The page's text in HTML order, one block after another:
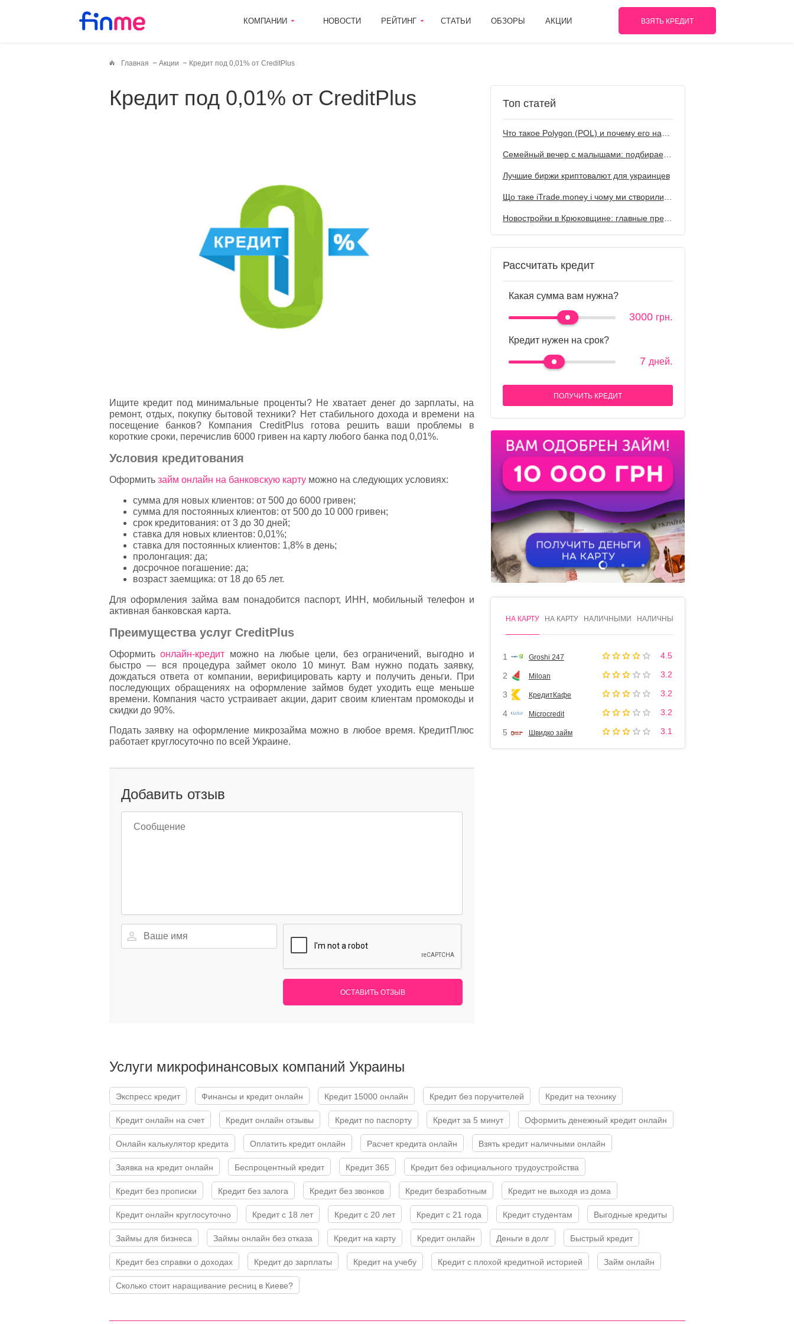
КОМПАНИИ НОВОСТИ РЕЙТИНГ СТАТЬИ ОБЗОРЫ АКЦИИ ВЗЯТЬ КРЕДИТ
Главная Акции Кредит под 0,01% от СreditРlus
Кредит под 0,01% от СreditРlus
Ищите кредит под минимальные проценты? Не хватает денег до зарплаты, на
ремонт, отдых, покупку бытовой техники? Нет стабильного дохода и времени на
посещение банков? Компания СreditРlus готова решить ваши проблемы в
короткие сроки, перечислив 6000 гривен на карту любого банка под 0,01%.
Условия кредитования
Оформить займ онлайн на банковскую картуможно на следующих условиях:
сумма для новых клиентов: от 500 до 6000 гривен;
сумма для постоянных клиентов: от 500 до 10 000 гривен;
срок кредитования: от 3 до 30 дней;
ставка для новых клиентов: 0,01%;
ставка для постоянных клиентов: 1,8% в день;
пролонгация: да;
досрочное погашение: да;
возраст заемщика: от 18 до 65 лет.
Для оформления займа вам понадобится паспорт, ИНН, мобильный телефон и
активная банковская карта.
Преимущества услуг СreditРlus
Оформитьонлайн-кредит можно на любые цели, без ограничений, выгодно и
быстро — вся процедура займет около 10 минут. Вам нужно подать заявку,
дождаться ответа от компании, верифицировать карту и получить деньги. При
последующих обращениях на оформление займов будет уходить еще меньше
времени. Компания часто устраивает акции, дарит своим клиентам промокоды и
скидки до 90%.
Подать заявку на оформление микрозайма можно в любое время. КредитПлюс
работает круглосуточно по всей Украине.
Добавить отзыв
ОСТАВИТЬ ОТЗЫВ
Топ статей
Семейный вечер с малышами: подбираем мультфильм по жанрам
Лучшие биржи криптовалют для украинцев
Новостройки в Крюковщине: главные преимущества
Рассчитать кредит
Какая сумма вам нужна?
3000 грн.
Кредит нужен на срок?
7 дней.
ПОЛУЧИТЬ КРЕДИТ
1 2 3 4
НА КАРТУ НА КАРТУ НАЛИЧНЫМИ НАЛИЧНЫМИ
1 Groshi 247 4.5
2 Miloan 3.2
3 КредитКафе 3.2
4 Microcredit 3.2
5 Швидко займ 3.1
Услуги микрофинансовых компаний Украины
Экспресс кредит Финансы и кредит онлайн Кредит 15000 онлайн Кредит без поручителей Кредит на технику
Кредит онлайн на счет Кредит онлайн отзывы Кредит по паспорту Кредит за 5 минут Оформить денежный кредит онлайн
Онлайн калькулятор кредита Оплатить кредит онлайн Расчет кредита онлайн Взять кредит наличными онлайн
Заявка на кредит онлайн Беспроцентный кредит Кредит 365 Кредит без официального трудоустройства
Кредит без прописки Кредит без залога Кредит без звонков Кредит безработным Кредит не выходя из дома
Кредит онлайн круглосуточно Кредит с 18 лет Кредит с 20 лет Кредит с 21 года Кредит студентам Выгодные кредиты
Займы для бизнеса Займы онлайн без отказа Кредит на карту Кредит онлайн Деньги в долг Быстрый кредит
Кредит без справки о доходах Кредит до зарплаты Кредит на учебу Кредит с плохой кредитной историей Займ онлайн
Сколько стоит наращивание ресниц в Киеве?